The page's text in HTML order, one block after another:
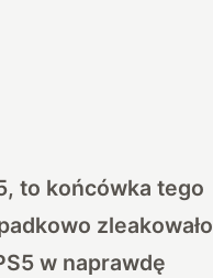
to końcówka tego
zleakowało
w naprawdę